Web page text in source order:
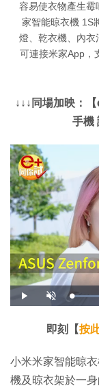
容易使衣物產生霉
家智能晾衣機 1S
燈、乾衣機、內衣
可連接米家App，
↓↓↓同場加映：
手機
播
放
開
啟
載
入
:
1
4
%
即刻【按
小米米家智能晾
機及晾衣架於一